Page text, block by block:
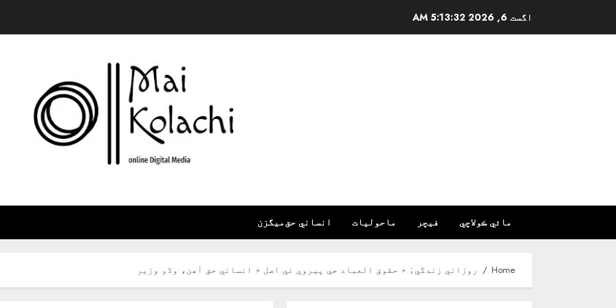
اگست 6, 2026 5:13:34 AM
مائي ڪولاچي فیچر ماحولیات انساني حقميگزن
Home روزاني زندگيءَ ۾ حقوق العباد جي پيروي ئي اصل ۾ انساني حق آھن، وڏو وزير